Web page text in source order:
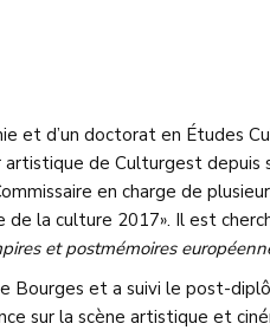
et d’un doctorat en Études
de Culturgest
en charge de
la culture 2017». Il est
et postmémoires
Bourges et a suivi le post-
sur la scène artistique et